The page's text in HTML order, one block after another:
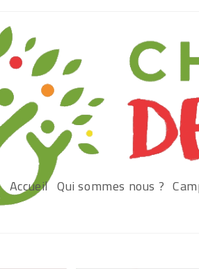
Accueil Qui sommes nous ?